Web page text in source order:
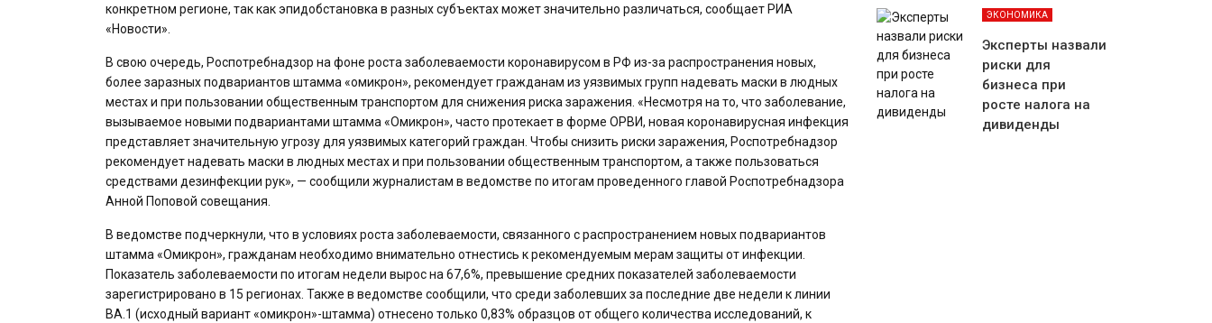
конкретном регионе, так как эпидобстановка в разных субъектах может значительно различаться, сообщает РИА
«Новости».
В свою очередь, Роспотребнадзор на фоне роста заболеваемости коронавирусом в РФ из-за распространения новых,
более заразных подвариантов штамма «омикрон», рекомендует гражданам из уязвимых групп надевать маски в людных
местах и при пользовании общественным транспортом для снижения риска заражения. «Несмотря на то, что заболевание,
вызываемое новыми подвариантами штамма «Омикрон», часто протекает в форме ОРВИ, новая коронавирусная инфекция
представляет значительную угрозу для уязвимых категорий граждан. Чтобы снизить риски заражения, Роспотребнадзор
рекомендует надевать маски в людных местах и при пользовании общественным транспортом, а также пользоваться
средствами дезинфекции рук», — сообщили журналистам в ведомстве по итогам проведенного главой Роспотребнадзора
Анной Поповой совещания.
В ведомстве подчеркнули, что в условиях роста заболеваемости, связанного с распространением новых подвариантов
штамма «Омикрон», гражданам необходимо внимательно отнестись к рекомендуемым мерам защиты от инфекции.
Показатель заболеваемости по итогам недели вырос на 67,6%, превышение средних показателей заболеваемости
зарегистрировано в 15 регионах. Также в ведомстве сообщили, что среди заболевших за последние две недели к линии
BA.1 (исходный вариант «омикрон»-штамма) отнесено только 0,83% образцов от общего количества исследований, к
ЭКОНОМИКА
Эксперты назвали
риски для
бизнеса при
росте налога на
дивиденды